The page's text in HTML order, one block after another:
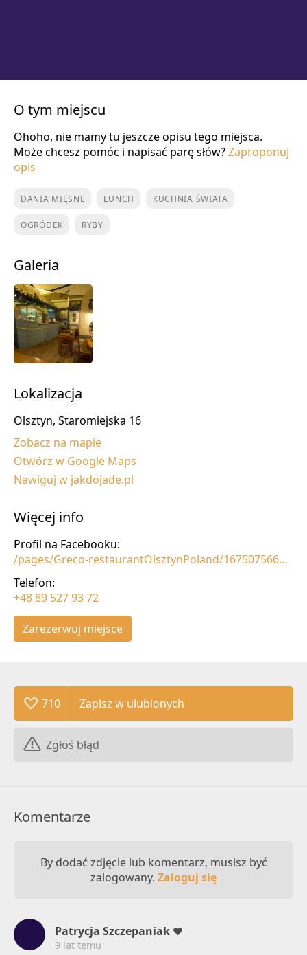
O tym miejscu
Ohoho, nie mamy tu jeszcze opisu tego miejsca.
Może chcesz pomóc i napisać parę słów?Zaproponuj
opis
DANIA MIĘSNE LUNCH KUCHNIA ŚWIATA
OGRÓDEK RYBY
Galeria
Lokalizacja
Olsztyn, Staromiejska 16
Zobacz na mapie
Otwórz w Google Maps
Nawiguj w jakdojade.pl
Więcej info
Profil na Facebooku:
/pages/Greco-restaurantOlsztynPoland/167507566644383
Telefon:
+48 89 527 93 72
Zarezerwuj miejsce
710
Zgłoś błąd
Komentarze
By dodać zdjęcie lub komentarz, musisz być
zalogowany. Zaloguj się
Patrycja Szczepaniak
9 lat temu